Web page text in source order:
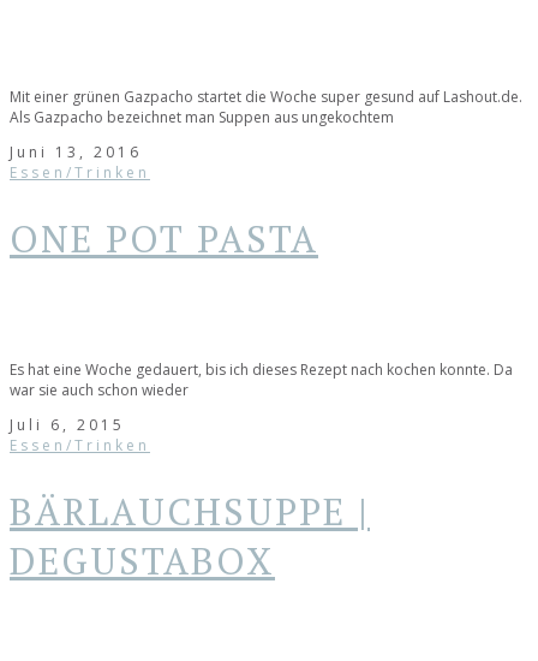
Mit einer grünen Gazpacho startet die Woche super gesund auf Lashout.de.
Als Gazpacho bezeichnet man Suppen aus ungekochtem
Juni 13, 2016
Essen/Trinken
ONE POT PASTA
Es hat eine Woche gedauert, bis ich dieses Rezept nach kochen konnte. Da
war sie auch schon wieder
Juli 6, 2015
Essen/Trinken
BÄRLAUCHSUPPE |
DEGUSTABOX